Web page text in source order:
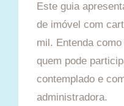
Este guia
de imóvel com
mil. Entenda
quem pode
contemplado e
administradora.